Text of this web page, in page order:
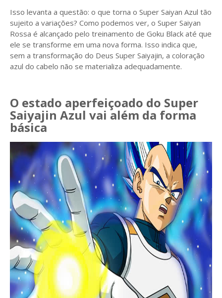
Isso levanta a questão: o que torna o Super Saiyan Azul tão
sujeito a variações? Como podemos ver, o Super Saiyan
Rossa é alcançado pelo treinamento de Goku Black até que
ele se transforme em uma nova forma. Isso indica que,
sem a transformação do Deus Super Saiyajin, a coloração
azul do cabelo não se materializa adequadamente.
O estado aperfeiçoado do Super
Saiyajin Azul vai além da forma
básica